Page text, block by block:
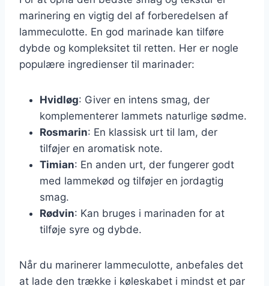
marinering en vigtig del af forberedelsen af
lammeculotte. En god marinade kan tilføre
dybde og kompleksitet til retten. Her er nogle
populære ingredienser til marinader:
Hvidløg: Giver en intens smag, der
komplementerer lammets naturlige sødme.
Rosmarin: En klassisk urt til lam, der
tilføjer en aromatisk note.
Timian: En anden urt, der fungerer godt
med lammekød og tilføjer en jordagtig
smag.
Rødvin: Kan bruges i marinaden for at
tilføje syre og dybde.
Når du marinerer lammeculotte, anbefales det
at lade den trække i køleskabet i mindst et par